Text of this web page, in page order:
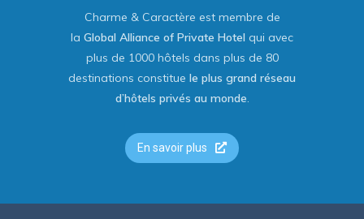
Charme & Caractère est membre de
la Global Alliance of Private Hotel qui avec
plus de 1000 hôtels dans plus de 80
destinations constitue le plus grand réseau
d’hôtels privés au monde.
En savoir plus